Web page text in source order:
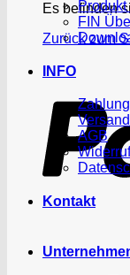
Es befinden
Zurück zum
Produkt
FIN
INFO
AGB
Widerruf
Kontakt